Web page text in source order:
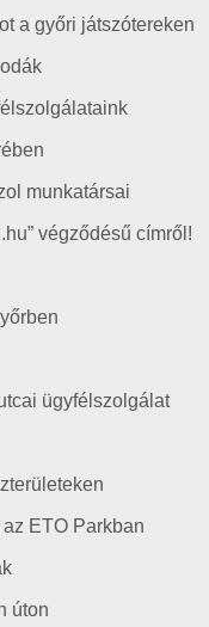
a győri játszótereken
munkatársai
végződésű címről!
ügyfélszolgálat
ETO Parkban
úton